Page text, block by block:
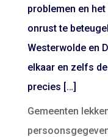
problemen en
onrust te
Westerwolde en
elkaar en zelfs
precies […]
Gemeenten